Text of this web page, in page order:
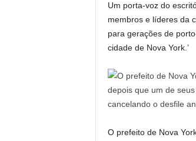
Um porta-voz do
membros e líderes da
para gerações de
cidade de Nova York.’
O prefeito de Nova